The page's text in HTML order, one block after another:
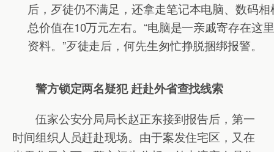
后，歹徒仍不满足，还拿走笔记本电脑、数码
总价值在10万元左右。“电脑是一亲戚寄存在这
资料。”歹徒走后，何先生匆忙挣脱捆绑报警。
警方锁定两名疑犯 赶赴外省查找线索
伍家公安分局局长赵正东接到报告后，第一
时间组织人员赶赴现场。由于案发住宅区，又在